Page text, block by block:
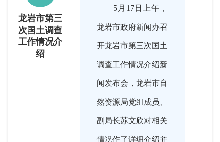
龙岩市第三
次国土调查
工作情况介
绍
5月17日上午，
龙岩市政府新闻办召
开龙岩市第三次国土
调查工作情况介绍新
闻发布会，龙岩市自
然资源局党组成员、
副局长苏文欣对相关
情况作了详细介绍并